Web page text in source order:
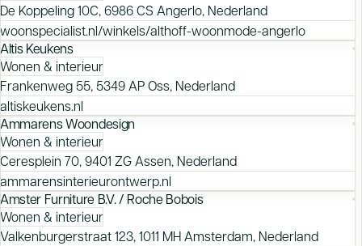
De Koppeling 10C, 6986 CS Angerlo, Nederland
woonspecialist.nl/winkels/althoff-woonmode-angerlo
Altis Keukens
Wonen & interieur
Frankenweg 55, 5349 AP Oss, Nederland
altiskeukens.nl
Ammarens Woondesign
Wonen & interieur
Ceresplein 70, 9401 ZG Assen, Nederland
ammarensinterieurontwerp.nl
Amster Furniture B.V. / Roche Bobois
Wonen & interieur
Valkenburgerstraat 123, 1011 MH Amsterdam, Nederland